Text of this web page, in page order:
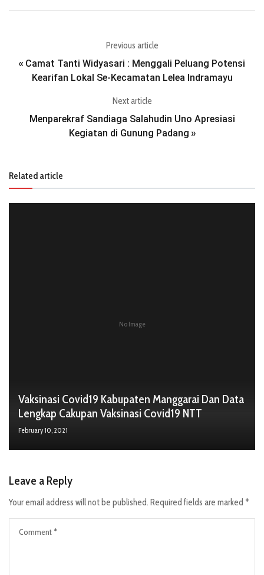
Previous article
« Camat Tanti Widyasari : Menggali Peluang Potensi
Kearifan Lokal Se-Kecamatan Lelea Indramayu
Next article
Menparekraf Sandiaga Salahudin Uno Apresiasi
Kegiatan di Gunung Padang »
Related article
No Image
Vaksinasi Covid19 Kabupaten Manggarai Dan Data
Lengkap Cakupan Vaksinasi Covid19 NTT
February 10, 2021
Leave a Reply
Your email address will not be published. Required fields are marked *